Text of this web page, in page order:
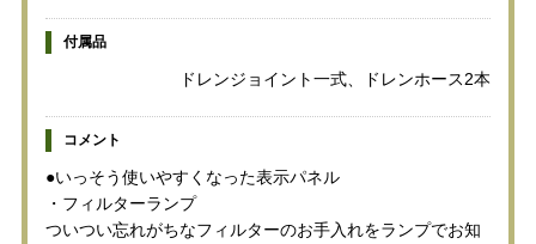
付属品
ドレンジョイント一式、ドレンホース2本
コメント
●いっそう使いやすくなった表示パネル
・フィルターランプ
ついつい忘れがちなフィルターのお手入れをランプでお知